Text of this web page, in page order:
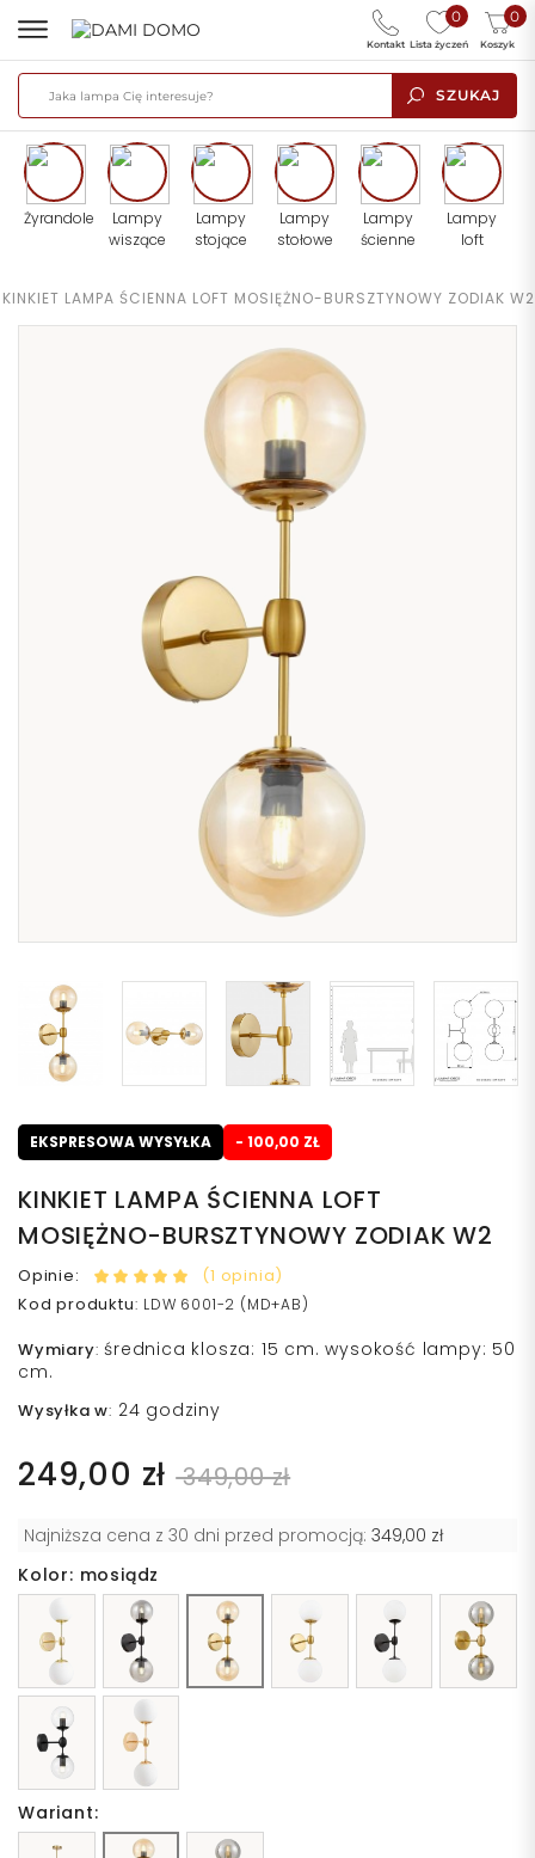
SZUKAJ
0
Lista życzeń
0
Koszyk
Kontakt
Żyrandole
Lampy
wiszące
Lampy
stojące
Lampy
stołowe
Lampy
ścienne
Lampy
loft
KINKIET LAMPA ŚCIENNA LOFT MOSIĘŻNO-BURSZTYNOWY ZODIAK W2
EKSPRESOWA WYSYŁKA - 100,00 ZŁ
KINKIET LAMPA ŚCIENNA LOFT
MOSIĘŻNO-BURSZTYNOWY ZODIAK W2
Opinie:
(1 opinia)
Kod produktu: LDW 6001-2 (MD+AB)
Wymiary: średnica klosza: 15 cm. wysokość lampy: 50
cm.
Wysyłka w: 24 godziny
249,00 zł 349,00 zł
Najniższa cena z 30 dni przed promocją: 349,00 zł
Kolor: mosiądz
Wariant: